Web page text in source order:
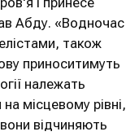
Абду. «Водночас
також
приноситимуть
належать
місцевому рівні,
відчиняють